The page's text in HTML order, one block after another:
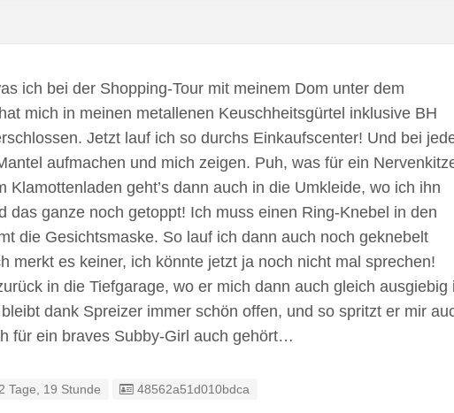
ich bei der Shopping-Tour mit meinem Dom unter dem
mich in meinen metallenen Keuschheitsgürtel inklusive BH
Jetzt lauf ich so durchs Einkaufscenter! Und bei
aufmachen und mich zeigen. Puh, was für ein
Klamottenladen geht’s dann auch in die Umkleide, wo ich ihn
das ganze noch getoppt! Ich muss einen Ring-Knebel in den
die Gesichtsmaske. So lauf ich dann auch noch geknebelt
merkt es keiner, ich könnte jetzt ja noch nicht mal sprechen!
in die Tiefgarage, wo er mich dann auch gleich ausgiebig
dank Spreizer immer schön offen, und so spritzt er mir
für ein braves Subby-Girl auch gehört…
Tage, 19 Stunde Listing ID
48562a51d010bdca